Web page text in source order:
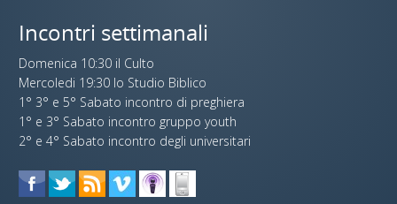
Incontri settimanali
Domenica 10:30 il Culto
Mercoledi 19:30 lo Studio Biblico
1° 3° e 5° Sabato incontro di preghiera
1° e 3° Sabato incontro gruppo youth
2° e 4° Sabato incontro degli universitari